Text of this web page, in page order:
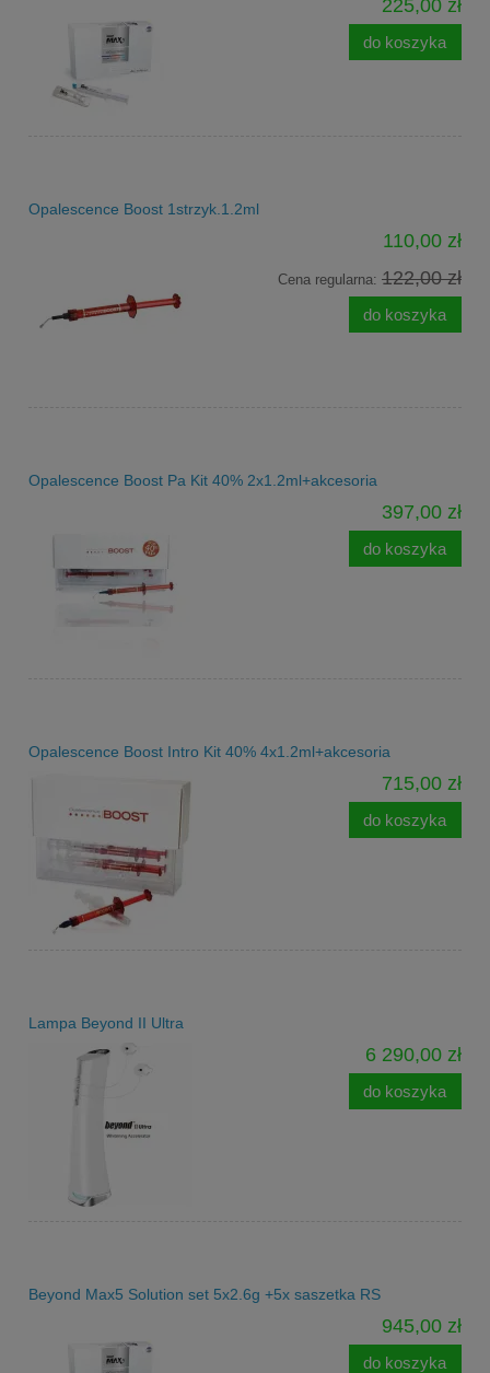
225,00 zł
do koszyka
Opalescence Boost 1strzyk.1.2ml
110,00 zł
Cena regularna: 122,00 zł
do koszyka
Opalescence Boost Pa Kit 40% 2x1.2ml+akcesoria
397,00 zł
do koszyka
Opalescence Boost Intro Kit 40% 4x1.2ml+akcesoria
715,00 zł
do koszyka
Lampa Beyond II Ultra
6 290,00 zł
do koszyka
Beyond Max5 Solution set 5x2.6g +5x saszetka RS
945,00 zł
do koszyka